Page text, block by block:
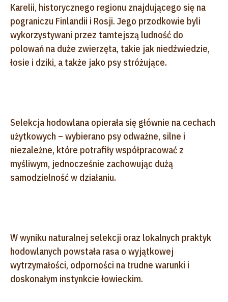
Karelii, historycznego regionu znajdującego się na
pograniczu Finlandii i Rosji. Jego przodkowie byli
wykorzystywani przez tamtejszą ludność do
polowań na duże zwierzęta, takie jak niedźwiedzie,
łosie i dziki, a także jako psy stróżujące.
Selekcja hodowlana opierała się głównie na cechach
użytkowych – wybierano psy odważne, silne i
niezależne, które potrafiły współpracować z
myśliwym, jednocześnie zachowując dużą
samodzielność w działaniu.
W wyniku naturalnej selekcji oraz lokalnych praktyk
hodowlanych powstała rasa o wyjątkowej
wytrzymałości, odporności na trudne warunki i
doskonałym instynkcie łowieckim.